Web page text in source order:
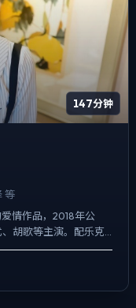
147分钟
等
情作品，2018年公
胡歌等主演。配乐克
德灰区反复试探，...